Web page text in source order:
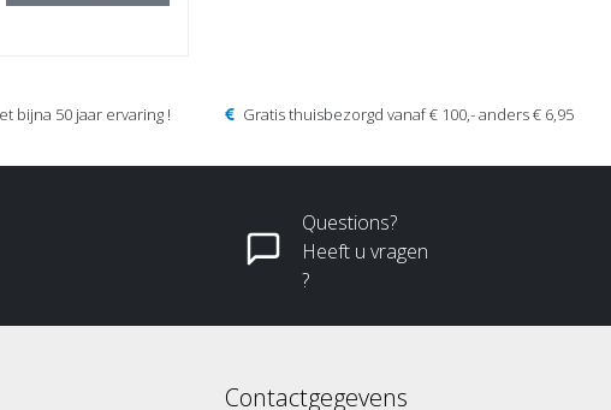
bijna 50 jaar ervaring ! Gratis thuisbezorgd vanaf € 100,- anders € 6,95
Questions?
Heeft u vragen
?
Contactgegevens